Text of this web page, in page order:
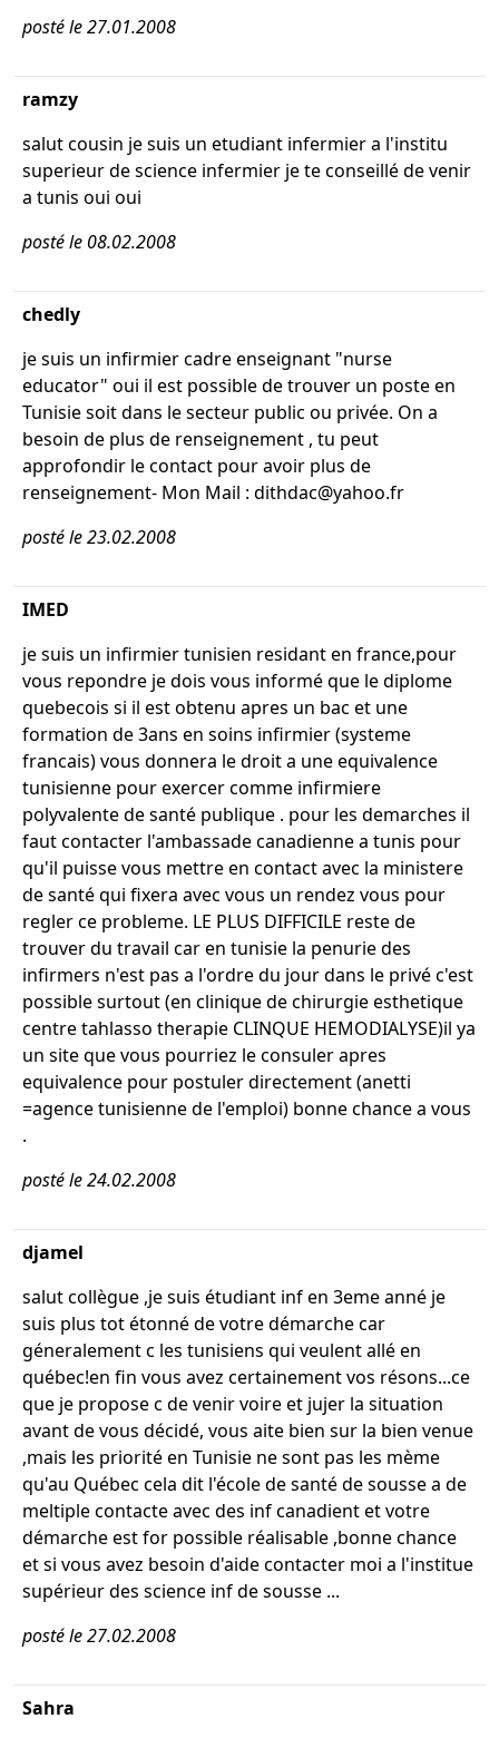
posté le 27.01.2008
ramzy
salut cousin je suis un etudiant infermier a l'institu
superieur de science infermier je te conseillé de venir
a tunis oui oui
posté le 08.02.2008
chedly
je suis un infirmier cadre enseignant "nurse
educator" oui il est possible de trouver un poste en
Tunisie soit dans le secteur public ou privée. On a
besoin de plus de renseignement , tu peut
approfondir le contact pour avoir plus de
renseignement- Mon Mail : dithdac@yahoo.fr
posté le 23.02.2008
IMED
je suis un infirmier tunisien residant en france,pour
vous repondre je dois vous informé que le diplome
quebecois si il est obtenu apres un bac et une
formation de 3ans en soins infirmier (systeme
francais) vous donnera le droit a une equivalence
tunisienne pour exercer comme infirmiere
polyvalente de santé publique . pour les demarches il
faut contacter l'ambassade canadienne a tunis pour
qu'il puisse vous mettre en contact avec la ministere
de santé qui fixera avec vous un rendez vous pour
regler ce probleme. LE PLUS DIFFICILE reste de
trouver du travail car en tunisie la penurie des
infirmers n'est pas a l'ordre du jour dans le privé c'est
possible surtout (en clinique de chirurgie esthetique
centre tahlasso therapie CLINQUE HEMODIALYSE)il ya
un site que vous pourriez le consuler apres
equivalence pour postuler directement (anetti
=agence tunisienne de l'emploi) bonne chance a vous
.
posté le 24.02.2008
djamel
salut collègue ,je suis étudiant inf en 3eme anné je
suis plus tot étonné de votre démarche car
géneralement c les tunisiens qui veulent allé en
québec!en fin vous avez certainement vos résons...ce
que je propose c de venir voire et jujer la situation
avant de vous décidé, vous aite bien sur la bien venue
,mais les priorité en Tunisie ne sont pas les mème
qu'au Québec cela dit l'école de santé de sousse a de
meltiple contacte avec des inf canadient et votre
démarche est for possible réalisable ,bonne chance
et si vous avez besoin d'aide contacter moi a l'institue
supérieur des science inf de sousse ...
posté le 27.02.2008
Sahra